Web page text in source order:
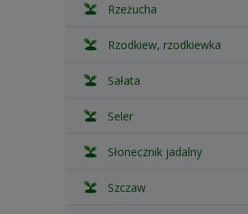
Rzeżucha
Rzodkiew, rzodkiewka
Sałata
Seler
Słonecznik jadalny
Szczaw